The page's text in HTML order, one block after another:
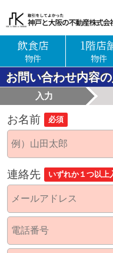
飲食店
物件
1階店
物件
お問い合わせ内容
入力
お名前 必須
連絡先 いずれか１つ以上